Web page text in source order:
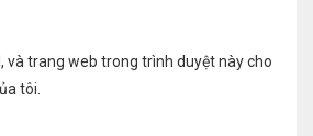
và trang web trong trình duyệt này cho
tôi.